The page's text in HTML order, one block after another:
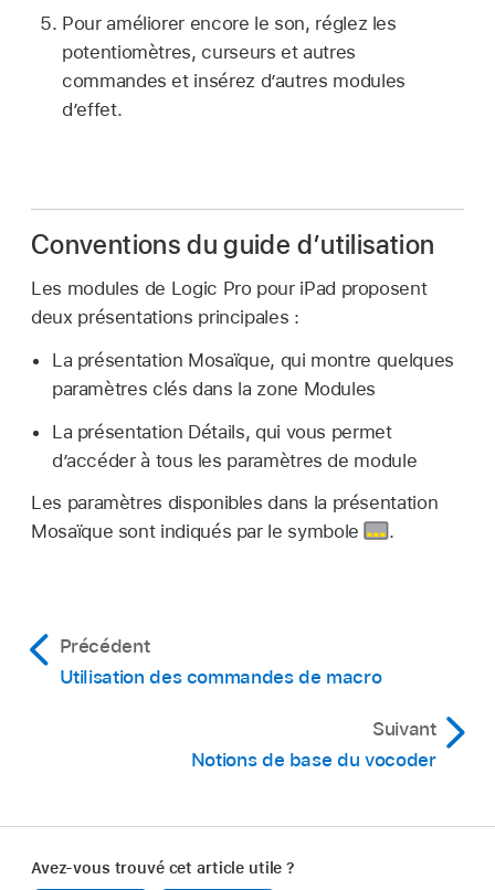
Pour améliorer encore le son, réglez les
potentiomètres, curseurs et autres
commandes et insérez d’autres modules
d’effet.
Conventions du guide d’utilisation
Les modules de Logic Pro pour iPad proposent
deux présentations principales :
La présentation Mosaïque, qui montre quelques
paramètres clés dans la zone Modules
La présentation Détails, qui vous permet
d’accéder à tous les paramètres de module
Les paramètres disponibles dans la présentation
Mosaïque sont indiqués par le symbole
.
Précédent
Utilisation des commandes de macro
Suivant
Notions de base du vocoder
Avez-vous trouvé cet article utile ?